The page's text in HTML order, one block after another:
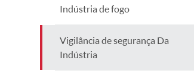
Indústria de fogo
Vigilância de segurança Da
Indústria